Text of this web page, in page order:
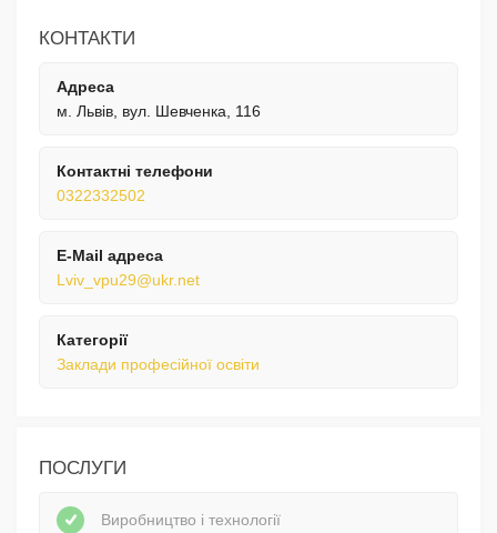
КОНТАКТИ
Адреса
м. Львів, вул. Шевченка, 116
Контактні телефони
0322332502
E-Mail адреса
Lviv_vpu29@ukr.net
Категорії
Заклади професійної освіти
ПОСЛУГИ
Виробництво і технології